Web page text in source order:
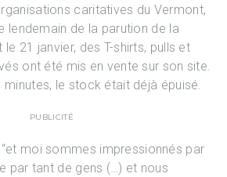
caritatives du Vermont,
lendemain de la parution de la
21 janvier, des T-shirts, pulls et
ont été mis en vente sur son site.
minutes, le stock était déjà épuisé.
PUBLICITÉ
“et moi sommes impressionnés par
par tant de gens (…) et nous